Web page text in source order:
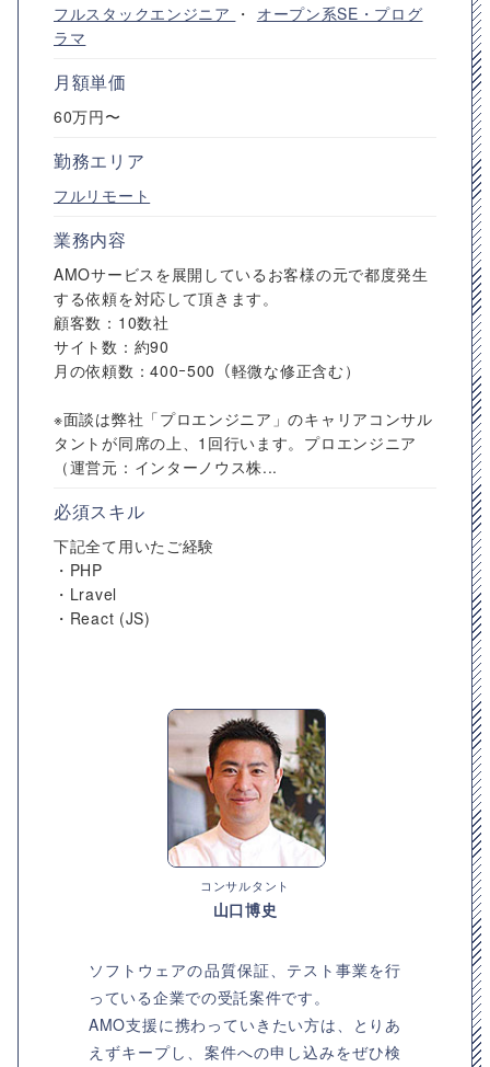
フルスタックエンジニア ・ オープン系SE・プログ
ラマ
月額単価
60万円〜
勤務エリア
フルリモート
業務内容
AMOサービスを展開しているお客様の元で都度発生
する依頼を対応して頂きます。
顧客数：10数社
サイト数：約90
月の依頼数：400ｰ500（軽微な修正含む）
※面談は弊社「プロエンジニア」のキャリアコンサル
タントが同席の上、1回行います。プロエンジニア
（運営元：インターノウス株...
必須スキル
下記全て用いたご経験
・PHP
・Lravel
・React (JS)
コンサルタント
山口博史
ソフトウェアの品質保証、テスト事業を行
っている企業での受託案件です。
AMO支援に携わっていきたい方は、とりあ
えずキープし、案件への申し込みをぜひ検